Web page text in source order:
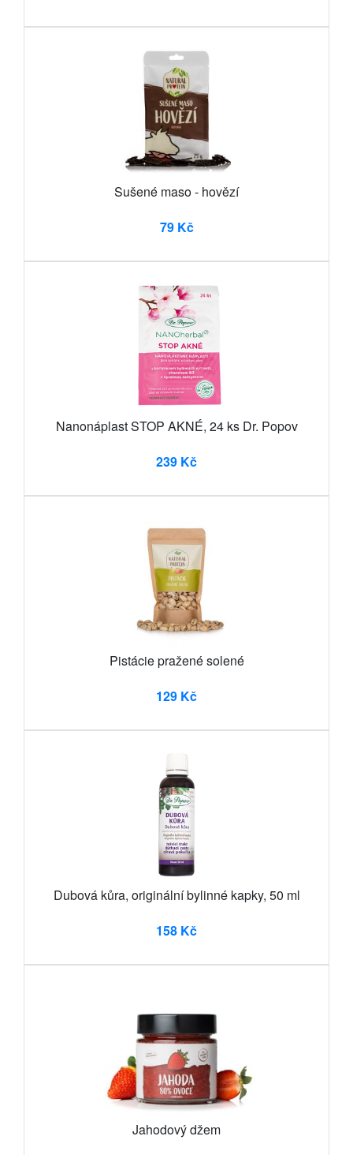
Sušené maso - hovězí
79 Kč
Nanonáplast STOP AKNÉ, 24 ks Dr. Popov
239 Kč
Pistácie pražené solené
129 Kč
Dubová kůra, originální bylinné kapky, 50 ml
158 Kč
Jahodový džem